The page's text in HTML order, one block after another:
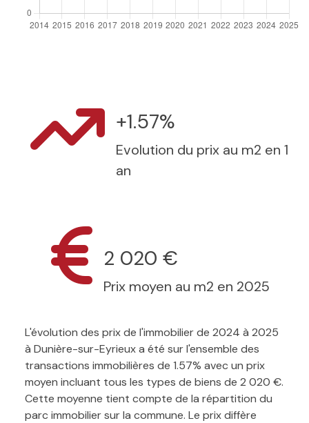
+1.57%
Evolution du prix au m2 en 1
an
2 020 €
Prix moyen au m2 en 2025
L'évolution des prix de l'immobilier de 2024 à 2025
à Dunière-sur-Eyrieux a été sur l'ensemble des
transactions immobilières de 1.57% avec un prix
moyen incluant tous les types de biens de 2 020 €.
Cette moyenne tient compte de la répartition du
parc immobilier sur la commune. Le prix diffère